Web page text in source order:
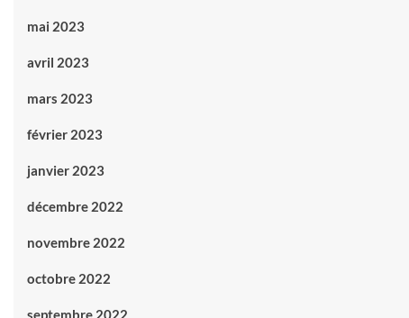
mai 2023
avril 2023
mars 2023
février 2023
janvier 2023
décembre 2022
novembre 2022
octobre 2022
septembre 2022